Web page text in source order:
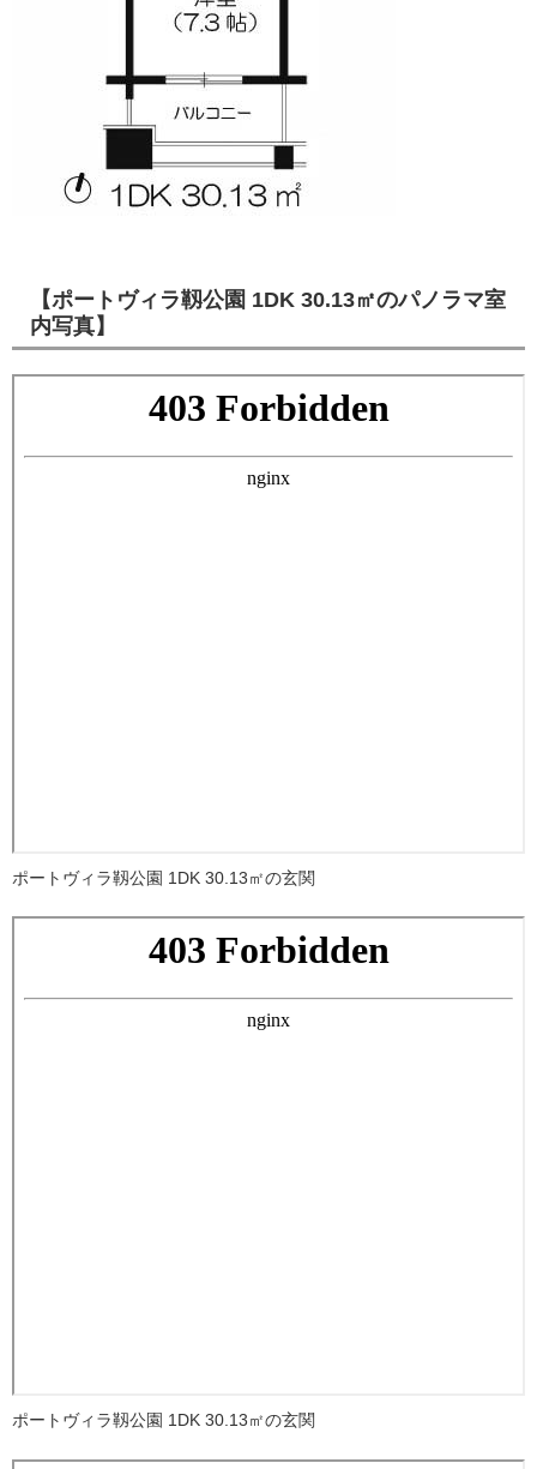
【ポートヴィラ靱公園 1DK 30.13㎡のパノラマ室
内写真】
ポートヴィラ靱公園 1DK 30.13㎡の玄関
ポートヴィラ靱公園 1DK 30.13㎡の玄関